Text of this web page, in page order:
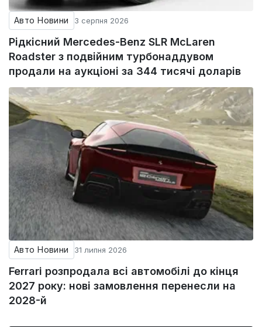
Авто Новини 3 серпня 2026
Рідкісний Mercedes-Benz SLR McLaren
Roadster з подвійним турбонаддувом
продали на аукціоні за 344 тисячі доларів
Авто Новини 31 липня 2026
Ferrari розпродала всі автомобілі до кінця
2027 року: нові замовлення перенесли на
2028-й